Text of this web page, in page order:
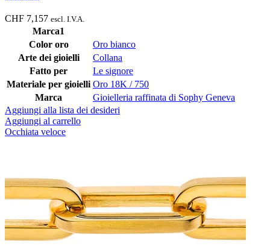
CHF 7,157 escl. I.V.A.
Marca1
Color oro
Oro bianco
Arte dei gioielli
Collana
Fatto per
Le signore
Materiale per gioielli Oro 18K / 750
Marca
Gioielleria raffinata di Sophy Geneva
Aggiungi alla lista dei desideri
Aggiungi al carrello
Occhiata veloce